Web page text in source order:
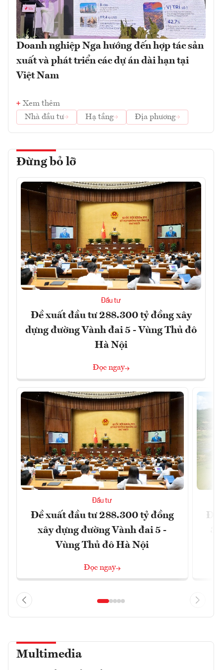
Doanh nghiệp Nga hướng đến hợp tác sản
xuất và phát triển các dự án dài hạn tại
Việt Nam
Xem thêm
Nhà đầu tư
Hạ tầng Địa phương
Đừng bỏ lỡ
Đầu tư
Đề xuất đầu tư 288.300 tỷ đồng xây
dựng đường Vành đai 5 - Vùng Thủ đô
Hà Nội
Đọc ngay
Đầu tư
Đề xuất đầu tư 288.300 tỷ đồng
xây dựng đường Vành đai 5 -
Vùng Thủ đô Hà Nội
Đọc ngay
Multimedia